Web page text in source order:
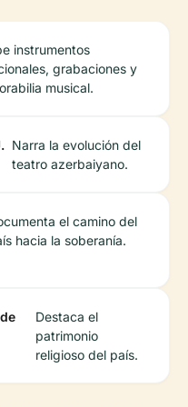
instrumentos
grabaciones y
musical.
Narra la evolución del
teatro azerbaiyano.
el camino del
hacia la soberanía.
Destaca el
patrimonio
religioso del país.